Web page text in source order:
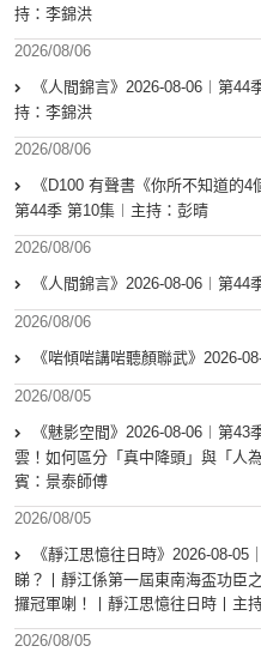
持：李錦洪
2026/08/06
《人間錦言》2026-08-06︱第
持：李錦洪
2026/08/06
《D100 有聲書《你所不知道的4
第44季 第10集︱主持：彭晴
2026/08/06
《人間錦言》2026-08-06︱第
2026/08/06
《啱傾啱講啱聽顏聯武》2026-
2026/08/05
《魅影空間》2026-08-06︱第
雲！如何區分「真中降頭」與「人
賓：景泰師傅
2026/08/05
《靜江思憶往日時》2026-08-
睇？丨靜江係第一屆東南海盃功臣
攞冠軍喇！丨靜江思憶往日時丨主
2026/08/05